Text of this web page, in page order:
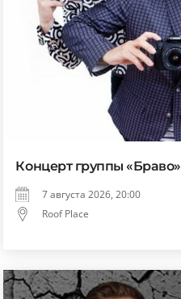
Концерт группы «Браво»
7 августа 2026, 20:00
Roof Place